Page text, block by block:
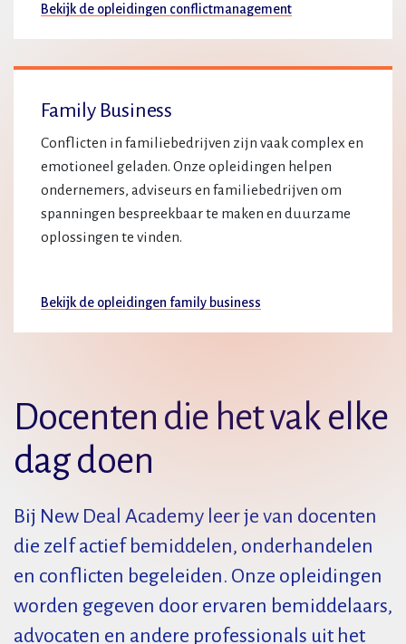
Bekijk de opleidingen conflictmanagement
Family Business
Conflicten in familiebedrijven zijn vaak complex en
emotioneel geladen. Onze opleidingen helpen
ondernemers, adviseurs en familiebedrijven om
spanningen bespreekbaar te maken en duurzame
oplossingen te vinden.
Bekijk de opleidingen family business
Docenten die het vak elke
dag doen
Bij New Deal Academy leer je van docenten
die zelf actief bemiddelen, onderhandelen
en conflicten begeleiden. Onze opleidingen
worden gegeven door ervaren bemiddelaars,
advocaten en andere professionals uit het